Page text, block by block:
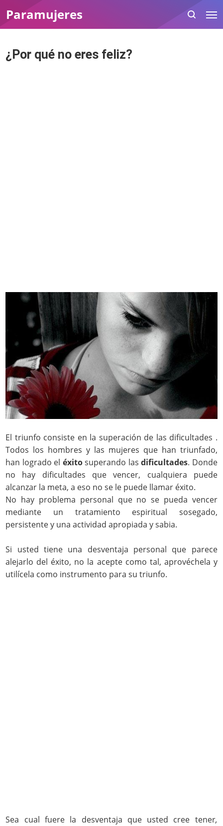
Paramujeres
¿Por qué no eres feliz?
El triunfo consiste en la superación de las dificultades .
Todos los hombres y las mujeres que han triunfado,
han logrado el éxitosuperando lasdificultades. Donde
no hay dificultades que vencer, cualquiera puede
alcanzar la meta, a eso no se le puede llamar éxito.
No hay problema personal que no se pueda vencer
mediante un tratamiento espiritual sosegado,
persistente y una actividad apropiada y sabia.
Si usted tiene una desventaja personal que parece
alejarlo del éxito, no la acepte como tal, aprovéchela y
utilícela como instrumento para su triunfo.
Sea cual fuere la desventaja que usted cree tener,